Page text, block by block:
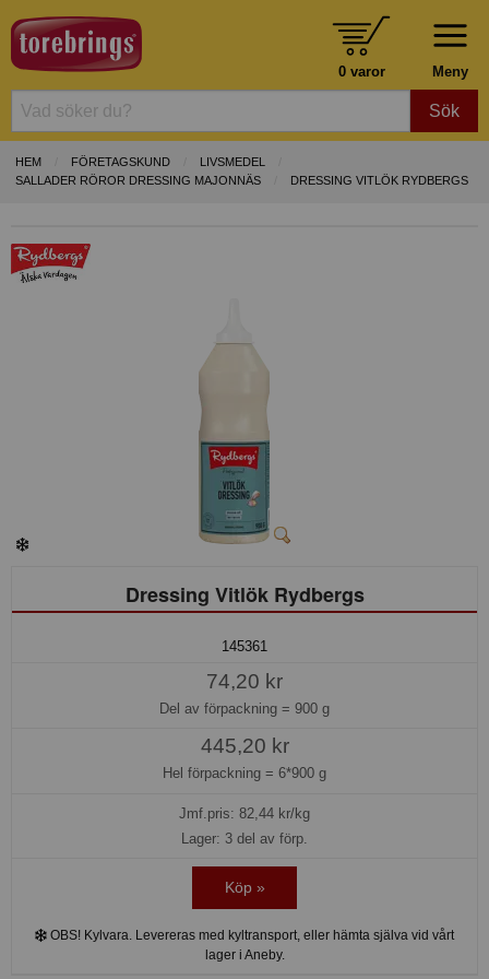
Meny
0 varor
Sök
HEM FÖRETAGSKUND
LIVSMEDEL
SALLADER RÖROR DRESSING MAJONNÄS
DRESSING VITLÖK RYDBERGS
Dressing Vitlök Rydbergs
145361
74,20 kr
Del av förpackning = 900 g
445,20 kr
Hel förpackning = 6*900 g
Jmf.pris: 82,44 kr/kg
Lager: 3 del av förp.
Köp »
OBS! Kylvara. Levereras med kyltransport, eller hämta själva vid vårt
lager i Aneby.